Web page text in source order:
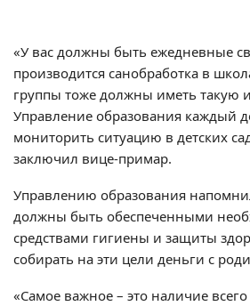
«У вас должны быть ежедневные
производится санобработка в
группы тоже должны иметь такую
Управление образования каждый
мониторить ситуацию в детских
заключил вице-примар.
Управлению образования
должны быть обеспеченными
средствами гигиены и защиты
собирать на эти цели деньги с
«Самое важное – это наличие